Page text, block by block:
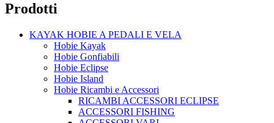
Prodotti
KAYAK HOBIE A PEDALI E VELA
Hobie Kayak
Hobie Gonfiabili
Hobie Eclipse
Hobie Island
Hobie Ricambi e Accessori
RICAMBI ACCESSORI ECLIPSE
ACCESSORI FISHING